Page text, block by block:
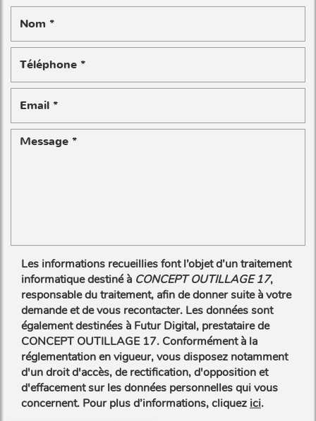
Les informations recueillies font l’objet d’un traitement
informatique destiné à CONCEPT OUTILLAGE 17,
responsable du traitement, afin de donner suite à votre
demande et de vous recontacter. Les données sont
également destinées à Futur Digital, prestataire de
CONCEPT OUTILLAGE 17. Conformément à la
réglementation en vigueur, vous disposez notamment
d'un droit d'accès, de rectification, d'opposition et
d'effacement sur les données personnelles qui vous
concernent. Pour plus d’informations, cliquez ici.